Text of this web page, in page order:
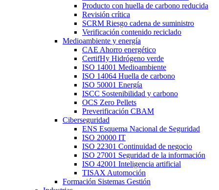
Producto con huella de carbono reducida
Revisión crítica
SCRM Riesgo cadena de suministro
Verificación contenido reciclado
Medioambiente y energía
CAE Ahorro energético
CertifHy Hidrógeno verde
ISO 14001 Medioambiente
ISO 14064 Huella de carbono
ISO 50001 Energía
ISCC Sostenibilidad y carbono
OCS Zero Pellets
Preverificación CBAM
Ciberseguridad
ENS Esquema Nacional de Seguridad
ISO 20000 IT
ISO 22301 Continuidad de negocio
ISO 27001 Seguridad de la información
ISO 42001 Inteligencia artificial
TISAX Automoción
Formación Sistemas Gestión